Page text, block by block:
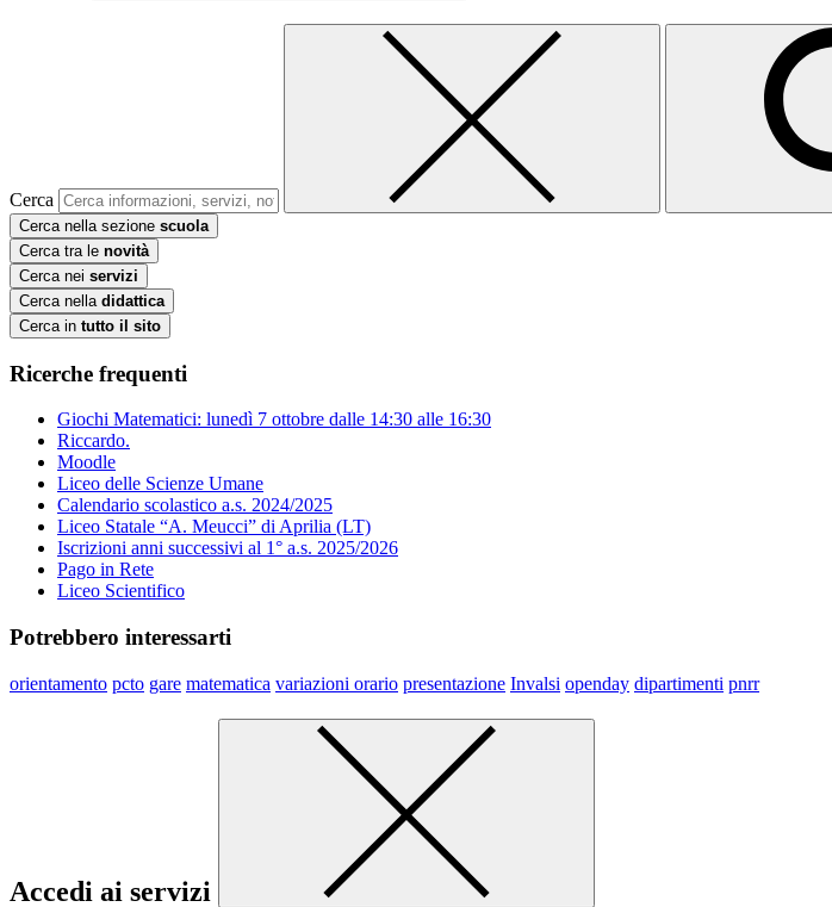
Cerca
Cerca nella sezione scuola
Cerca tra le novità
Cerca nei servizi
Cerca nella didattica
Cerca in tutto il sito
Ricerche frequenti
Giochi Matematici: lunedì 7 ottobre dalle 14:30 alle 16:30
Riccardo.
Moodle
Liceo delle Scienze Umane
Calendario scolastico a.s. 2024/2025
Liceo Statale “A. Meucci” di Aprilia (LT)
Iscrizioni anni successivi al 1° a.s. 2025/2026
Pago in Rete
Liceo Scientifico
Potrebbero interessarti
orientamento pcto gare matematica variazioni orario presentazione Invalsi openday dipartimenti pnrr
Accedi ai servizi